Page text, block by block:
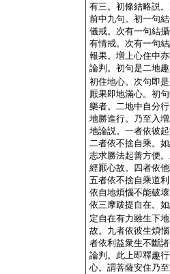
有三。初條結略説
前中九句。初一句
儀戒。次有一句結
有情戒。次有一句
報果。増上心住中
論判。初句是二地
初住地心。次句即
厭果即地滿心。初
樂者。二地中自分
地勝進行。乃至入
地論説。一者依彼
二者依不捨自乘。
志求勝法起善方便
經厭心故。四者依
五者依不捨自乘道
依自地煩惱不能破
依三摩跋提自在。
定自在有力雖生下
故。九者依彼生煩
者依利益衆生不斷
論判。此上即釋趣
心。謂菩薩安住乃